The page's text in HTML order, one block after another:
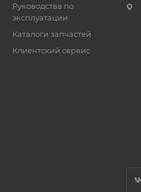
Руководства по
эксплуатации
Каталоги запчастей
Клиентский сервис